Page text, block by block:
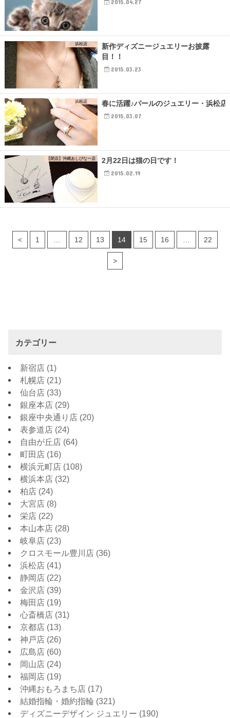
2015.04.27
浜松店
新作ディズニージュエリーお披露
目！！
2015.03.23
浜松店 春に活躍♪パールのジュエリー・浜松店
2015.03.07
【閉店】沖縄あしびなー店 2月22日は猫の日です！
2015.02.19
< 1 … 12 13 14 15 16 … 22
>
カテゴリー
新宿店 (1)
札幌店 (21)
仙台店 (33)
銀座本店 (29)
銀座中央通り店 (20)
表参道店 (24)
自由が丘店 (64)
町田店 (16)
横浜元町店 (108)
横浜本店 (32)
柏店 (24)
大宮店 (8)
栄店 (22)
本山本店 (28)
岐阜店 (23)
クロスモール豊川店 (36)
浜松店 (41)
静岡店 (22)
金沢店 (39)
梅田店 (19)
心斎橋店 (31)
京都店 (13)
神戸店 (26)
広島店 (60)
岡山店 (24)
福岡店 (19)
沖縄おもろまち店 (17)
結婚指輪・婚約指輪 (321)
ディズニーデザイン ジュエリー (190)